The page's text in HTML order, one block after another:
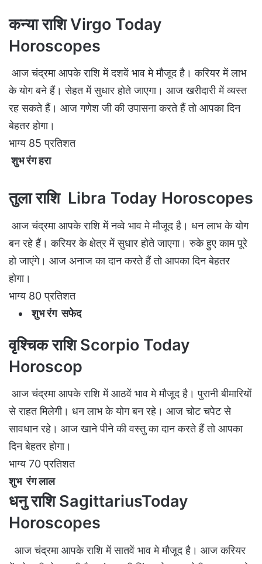
कन्या राशि Virgo Today
Horoscopes
आज चंद्रमा आपके राशि में दशवें भाव मे मौजूद है। करियर में लाभ
के योग बने हैं। सेहत में सुधार होते जाएगा। आज खरीदारी में व्यस्त
रह सकते हैं। आज गणेश जी की उपासना करते हैं तो आपका दिन
बेहतर होगा।
भाग्य 85 प्रतिशत
शुभ रंग हरा
तुला राशि Libra Today Horoscopes
आज चंद्रमा आपके राशि में नव्वे भाव मे मौजूद है। धन लाभ के योग
बन रहे हैं। करियर के क्षेत्र में सुधार होते जाएगा। रुके हुए काम पूरे
हो जाएंगे। आज अनाज का दान करते हैं तो आपका दिन बेहतर
होगा।
भाग्य 80 प्रतिशत
शुभ रंग सफेद
वृश्चिक राशि Scorpio Today
Horoscop
आज चंद्रमा आपके राशि में आठवें भाव मे मौजूद है। पुरानी बीमारियों
से राहत मिलेगी। धन लाभ के योग बन रहे। आज चोट चपेट से
सावधान रहे। आज खाने पीने की वस्तु का दान करते हैं तो आपका
दिन बेहतर होगा।
भाग्य 70 प्रतिशत
शुभ रंग लाल
धनु राशि SagittariusToday
Horoscopes
आज चंद्रमा आपके राशि में सातवें भाव मे मौजूद है। आज करियर